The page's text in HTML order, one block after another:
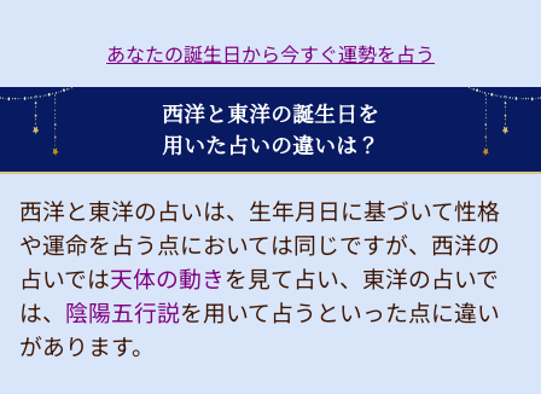
あなたの誕生日から今すぐ運勢を占う
西洋と東洋の誕生日を
用いた占いの違いは？
西洋と東洋の占いは、生年月日に基づいて性格
や運命を占う点においては同じですが、西洋の
占いでは天体の動きを見て占い、東洋の占いで
は、 陰陽五行説を用いて占うといった点に違い
があります。